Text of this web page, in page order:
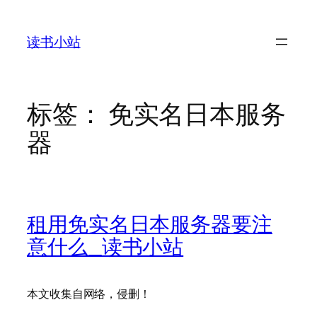
读书小站
标签： 免实名日本服务
器
租用免实名日本服务器要注
意什么_读书小站
本文收集自网络，侵删！